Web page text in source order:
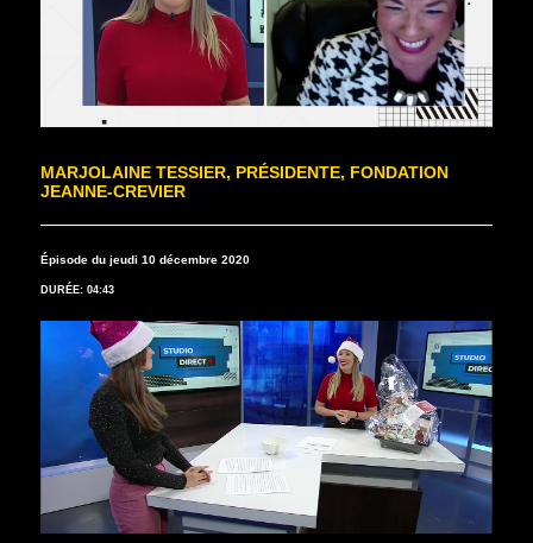
MARJOLAINE TESSIER, PRÉSIDENTE, FONDATION
JEANNE-CREVIER
Épisode du jeudi 10 décembre 2020
DURÉE: 04:43